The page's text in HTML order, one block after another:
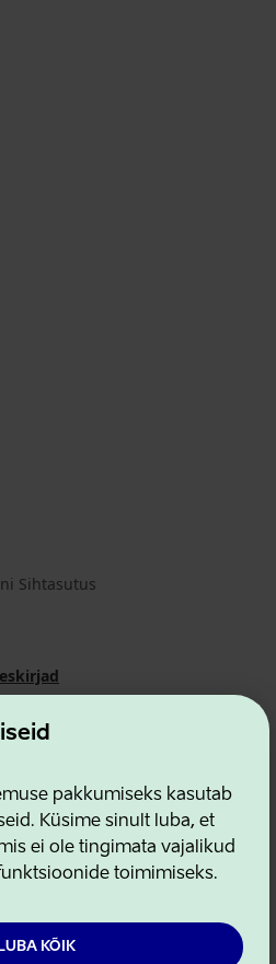
pakkumiseks kasutab
Küsime sinult luba, et
ei ole tingimata vajalikud
toimimiseks.
LUBA KÕIK
Sihtasutus